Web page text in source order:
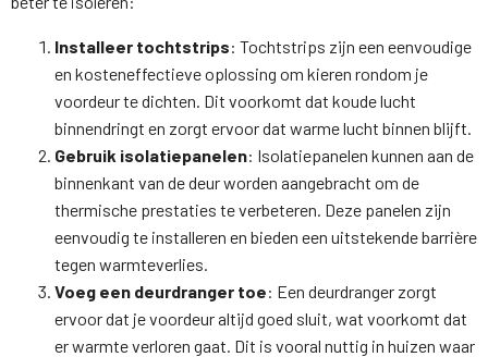
Installeer tochtstrips: Tochtstrips zijn een eenvoudige
en kosteneffectieve oplossing om kieren rondom je
voordeur te dichten. Dit voorkomt dat koude lucht
binnendringt en zorgt ervoor dat warme lucht binnen blijft.
Gebruik isolatiepanelen: Isolatiepanelen kunnen aan de
binnenkant van de deur worden aangebracht om de
thermische prestaties te verbeteren. Deze panelen zijn
eenvoudig te installeren en bieden een uitstekende barrière
tegen warmteverlies.
Voeg een deurdranger toe: Een deurdranger zorgt
ervoor dat je voordeur altijd goed sluit, wat voorkomt dat
er warmte verloren gaat. Dit is vooral nuttig in huizen waar